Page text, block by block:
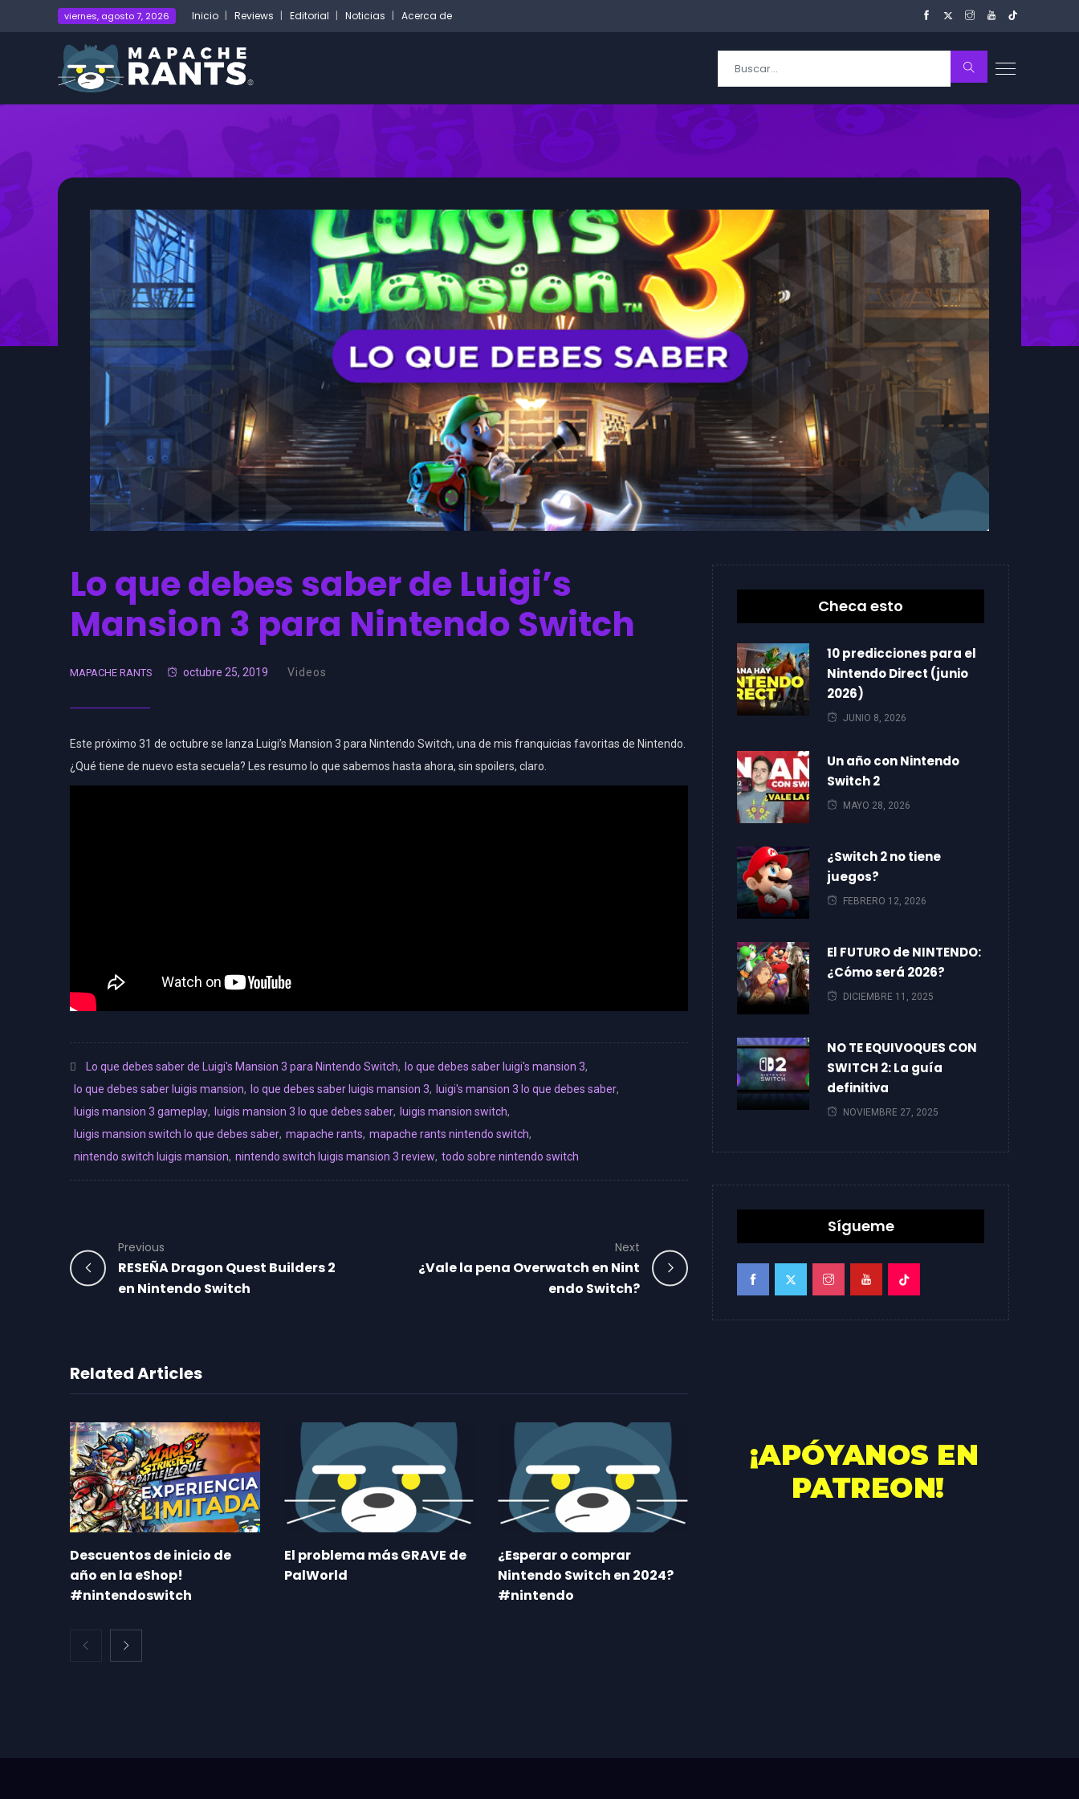
viernes, agosto 7, 2026 Inicio Reviews Editorial Noticias Acerca de
Lo que debes saber de Luigi’s
Mansion 3 para Nintendo Switch
MAPACHE RANTS octubre 25, 2019 Videos
Este próximo 31 de octubre se lanza Luigi’s Mansion 3 para Nintendo Switch, una de mis franquicias favoritas de Nintendo.
¿Qué tiene de nuevo esta secuela? Les resumo lo que sabemos hasta ahora, sin spoilers, claro.
Lo que debes saber de Luigi's Mansion 3 para Nintendo Switch, lo que debes saber luigi's mansion 3,
lo que debes saber luigis mansion, lo que debes saber luigis mansion 3, luigi's mansion 3 lo que debes saber,
luigis mansion 3 gameplay, luigis mansion 3 lo que debes saber, luigis mansion switch,
luigis mansion switch lo que debes saber, mapache rants, mapache rants nintendo switch,
nintendo switch luigis mansion, nintendo switch luigis mansion 3 review, todo sobre nintendo switch
Previous
RESEÑA Dragon Quest Builders 2
en Nintendo Switch
Next
¿Vale la pena Overwatch en Nint
endo Switch?
Related Articles
Descuentos de inicio de
año en la eShop!
#nintendoswitch
El problema más GRAVE de
PalWorld
¿Esperar o comprar
Nintendo Switch en 2024?
#nintendo
Checa esto
10 predicciones para el
Nintendo Direct (junio
2026)
JUNIO 8, 2026
Un año con Nintendo
Switch 2
MAYO 28, 2026
¿Switch 2 no tiene
juegos?
FEBRERO 12, 2026
El FUTURO de NINTENDO:
¿Cómo será 2026?
DICIEMBRE 11, 2025
NO TE EQUIVOQUES CON
SWITCH 2: La guía
definitiva
NOVIEMBRE 27, 2025
Sígueme